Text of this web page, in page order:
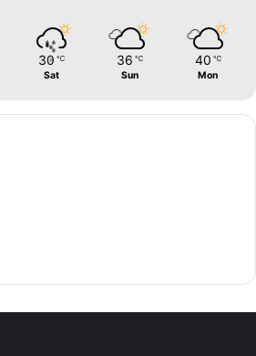
30 ℃
Sat
36 ℃
Sun
40 ℃
Mon